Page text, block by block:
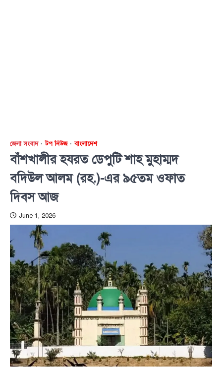
জেলা সংবাদ টপ নিউজ বাংলাদেশ
বাঁশখালীর হযরত ডেপুটি শাহ মুহাম্মদ
বদিউল আলম (রহ.)-এর ৯৫তম ওফাত
দিবস আজ
June 1, 2026